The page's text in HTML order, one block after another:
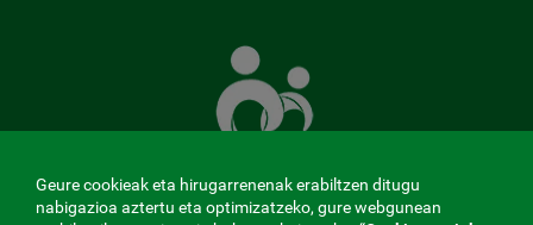
zaituen
Mutua
Geure cookieak eta hirugarrenenak erabiltzen ditugu
nabigazioa aztertu eta optimizatzeko, gure webgunean